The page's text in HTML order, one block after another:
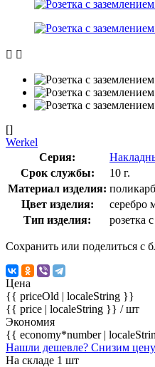
[]
Werkel
Серия:
Срок службы:
10 г.
Материал изделия:
Цвет изделия:
серебро
Тип изделия:
розетка
Сохранить или поделиться с
Цена
{{ priceOld | localeString }}
{{ price | localeString }} / шт
Экономия
{{ economy*number |
Нашли дешевле? Снизим
На складе 1 шт